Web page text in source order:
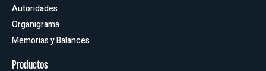
Autoridades
Organigrama
Memorias y Balances
Productos